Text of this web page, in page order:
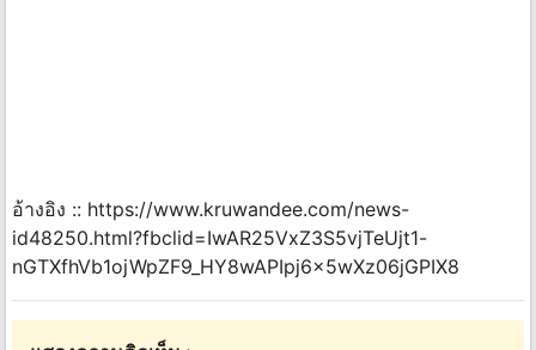
อ้างอิง :: https://www.kruwandee.com/news-
id48250.html?fbclid=IwAR25VxZ3S5vjTeUjt1-
nGTXfhVb1ojWpZF9_HY8wAPIpj6x5wXz06jGPIX8